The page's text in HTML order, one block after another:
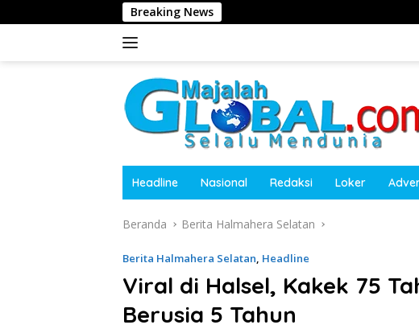
ke
Breaking News Harita Nickel
Headline Nasional Redaksi Loker
Beranda Berita Halmahera Selatan
Berita Halmahera Selatan, Headline
Viral di Halsel, Kakek 75
Berusia 5 Tahun